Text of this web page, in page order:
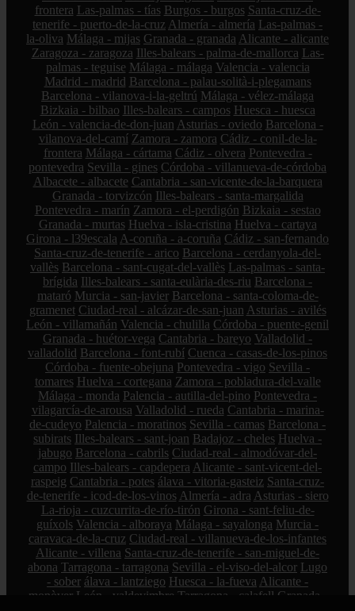
frontera Las-palmas - tías Burgos - burgos Santa-cruz-de-
tenerife - puerto-de-la-cruz Almería - almería Las-palmas -
la-oliva Málaga - mijas Granada - granada Alicante - alicante
Zaragoza - zaragoza Illes-balears - palma-de-mallorca Las-
palmas - teguise Málaga - málaga Valencia - valencia
Madrid - madrid Barcelona - palau-solità-i-plegamans
Barcelona - vilanova-i-la-geltrú Málaga - vélez-málaga
Bizkaia - bilbao Illes-balears - campos Huesca - huesca
León - valencia-de-don-juan Asturias - oviedo Barcelona -
vilanova-del-camí Zamora - zamora Cádiz - conil-de-la-
frontera Málaga - cártama Cádiz - olvera Pontevedra -
pontevedra Sevilla - gines Córdoba - villanueva-de-córdoba
Albacete - albacete Cantabria - san-vicente-de-la-barquera
Granada - torvizcón Illes-balears - santa-margalida
Pontevedra - marín Zamora - el-perdigón Bizkaia - sestao
Granada - murtas Huelva - isla-cristina Huelva - cartaya
Girona - l39escala A-coruña - a-coruña Cádiz - san-fernando
Santa-cruz-de-tenerife - arico Barcelona - cerdanyola-del-
vallès Barcelona - sant-cugat-del-vallès Las-palmas - santa-
brígida Illes-balears - santa-eulària-des-riu Barcelona -
mataró Murcia - san-javier Barcelona - santa-coloma-de-
gramenet Ciudad-real - alcázar-de-san-juan Asturias - avilés
León - villamañán Valencia - chulilla Córdoba - puente-genil
Granada - huétor-vega Cantabria - bareyo Valladolid -
valladolid Barcelona - font-rubí Cuenca - casas-de-los-pinos
Córdoba - fuente-obejuna Pontevedra - vigo Sevilla -
tomares Huelva - cortegana Zamora - pobladura-del-valle
Málaga - monda Palencia - autilla-del-pino Pontevedra -
vilagarcía-de-arousa Valladolid - rueda Cantabria - marina-
de-cudeyo Palencia - moratinos Sevilla - camas Barcelona -
subirats Illes-balears - sant-joan Badajoz - cheles Huelva -
jabugo Barcelona - cabrils Ciudad-real - almodóvar-del-
campo Illes-balears - capdepera Alicante - sant-vicent-del-
raspeig Cantabria - potes álava - vitoria-gasteiz Santa-cruz-
de-tenerife - icod-de-los-vinos Almería - adra Asturias - siero
La-rioja - cuzcurrita-de-río-tirón Girona - sant-feliu-de-
guíxols Valencia - alboraya Málaga - sayalonga Murcia -
caravaca-de-la-cruz Ciudad-real - villanueva-de-los-infantes
Alicante - villena Santa-cruz-de-tenerife - san-miguel-de-
abona Tarragona - tarragona Sevilla - el-viso-del-alcor Lugo
- sober álava - lantziego Huesca - la-fueva Alicante -
monòver León - valdevimbre Tarragona - calafell Granada -